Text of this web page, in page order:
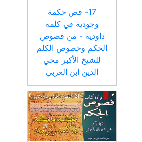
17- فص حكمة
وجودية في كلمة
داودية - من فصوص
الحكم وخصوص الكلم
للشيخ الأكبر محي
الدين ابن العربي